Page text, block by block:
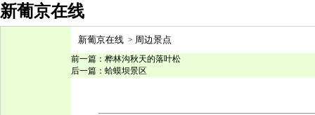
新葡京在线
新葡京在线 > 周边景点
前一篇： 桦林沟秋天的落叶松
后一篇： 蛤蟆坝景区